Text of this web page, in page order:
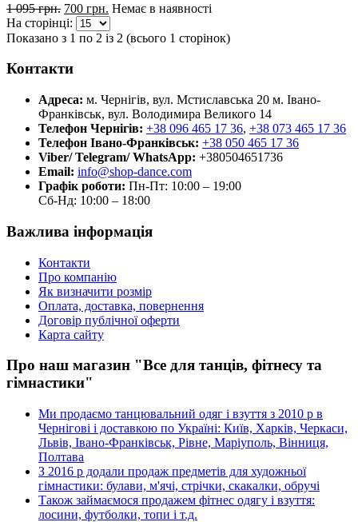
1 095 грн. 700 грн. Немає в наявності
На сторінці:
Показано з 1 по 2 із 2 (всього 1 сторінок)
Контакти
Адреса: м. Чернігів, вул. Мстиславська 20 м. Івано-
Франківськ, вул. Володимира Великого 14
Телефон Чернігів: +38 096 465 17 36, +38 073 465 17 36
Телефон Івано-Франківськ: +38 050 465 17 36
Viber/ Telegram/ WhatsApp: +380504651736
Email: info@shop-dance.com
Графік роботи: Пн-Пт: 10:00 – 19:00
Сб-Нд: 10:00 – 18:00
Важлива інформація
Контакти
Про компанію
Як визначити розмір
Оплата, доставка, повернення
Договір публічної оферти
Карта сайту
Про наш магазин "Все для танців, фітнесу та
гімнастики"
Ми продаємо танцювальний одяг і взуття з 2010 р в
Чернігові і доставкою по Україні: Київ, Харків, Черкаси,
Львів, Івано-Франківськ, Рівне, Маріуполь, Вінниця,
Полтава
З 2016 р додали продаж предметів для художньої
гімнастики: булави, м'ячі, стрічки, скакалки, обручі
Також займаємося продажем фітнес одягу і взуття:
лосини, футболки, топи і т.д.